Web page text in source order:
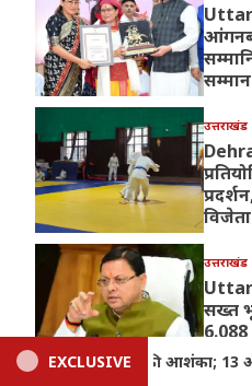
उत्तराखंड
विजेता
उत्तराखंड
सख्त
6.088
निहित
EXCLUSIVEUttarakhand: तीलू